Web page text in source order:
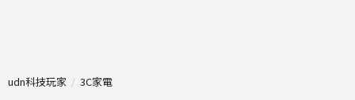
udn科技玩家 3C家電